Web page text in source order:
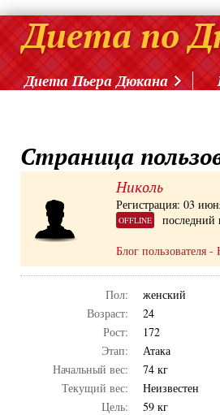
Диета Пьера Дюкана
Страница
Николь
Регистрация: 03
OFFLINE
последний
Блог пользователя -
Пол:
женский
Возраст:
24
Рост:
172
Этап:
Атака
Начальный вес:
74 кг
Текущий вес:
Неизвестен
Цель:
59 кг